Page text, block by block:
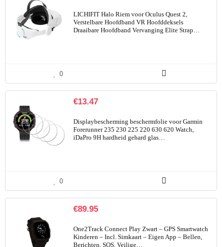
LICHIFIT Halo Riem voor Oculus Quest 2,
Verstelbare Hoofdband VR Hoofddeksels
Draaibare Hoofdband Vervanging Elite Strap…
0
€13.47
Displaybescherming beschermfolie voor Garmin
Forerunner 235 230 225 220 630 620 Watch,
iDaPro 9H hardheid gehard glas…
0
€89.95
One2Track Connect Play Zwart – GPS Smartwatch
Kinderen – Incl. Simkaart – Eigen App – Bellen,
Berichten, SOS, Veilige…